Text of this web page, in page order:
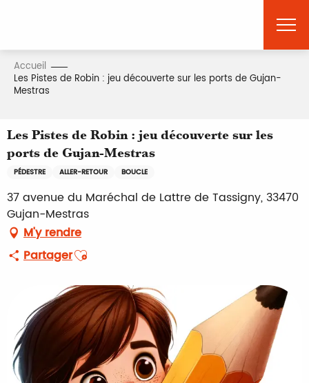
principal
Accueil
Les Pistes de Robin : jeu découverte sur les ports de Gujan-
Mestras
Les Pistes de Robin : jeu découverte sur les
ports de Gujan-Mestras
PÉDESTRE ALLER-RETOUR BOUCLE
37 avenue du Maréchal de Lattre de Tassigny, 33470
Gujan-Mestras
M'y rendre
PartagerAjouter aux favoris